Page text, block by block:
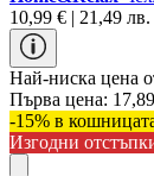
10,99 € | 21,49 лв.
Най-ниска цена
Първа цена:
-15% в
Изгодни